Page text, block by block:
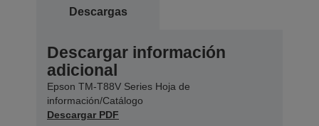
Descargas
Descargar información
adicional
Epson TM-T88V Series Hoja de
información/Catálogo
Descargar PDF